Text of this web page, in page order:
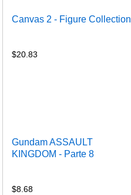
Canvas 2 - Figure Collection
$20.83
Gundam ASSAULT
KINGDOM - Parte 8
$8.68